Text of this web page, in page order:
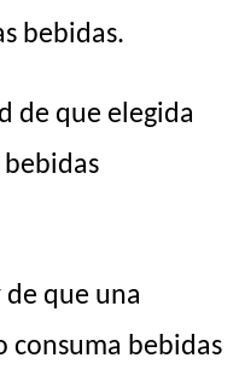
bebidas.
de que elegida
que una
consuma bebidas